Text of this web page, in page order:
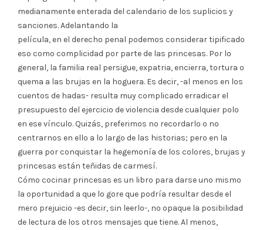
medianamente enterada del calendario de los suplicios y
sanciones. Adelantando la
película, en el derecho penal podemos considerar tipificado
eso como complicidad por parte de las princesas. Por lo
general, la familia real persigue, expatria, encierra, tortura o
quema a las brujas en la hoguera. Es decir, -al menos en los
cuentos de hadas- resulta muy complicado erradicar el
presupuesto del ejercicio de violencia desde cualquier polo
en ese vínculo. Quizás, preferimos no recordarlo o no
centrarnos en ello a lo largo de las historias; pero en la
guerra por conquistar la hegemonía de los colores, brujas y
princesas están teñidas de carmesí.
Cómo cocinar princesas es un libro para darse uno mismo
la oportunidad a que lo gore que podría resultar desde el
mero prejuicio -es decir, sin leerlo-, no opaque la posibilidad
de lectura de los otros mensajes que tiene. Al menos,